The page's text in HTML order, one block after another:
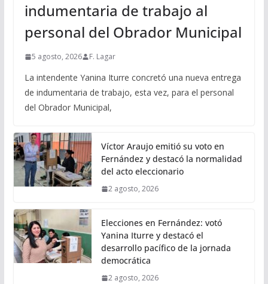
indumentaria de trabajo al
personal del Obrador Municipal
5 agosto, 2026 F. Lagar
La intendente Yanina Iturre concretó una nueva entrega
de indumentaria de trabajo, esta vez, para el personal
del Obrador Municipal,
Víctor Araujo emitió su voto en
Fernández y destacó la normalidad
del acto eleccionario
2 agosto, 2026
Elecciones en Fernández: votó
Yanina Iturre y destacó el
desarrollo pacífico de la jornada
democrática
2 agosto, 2026